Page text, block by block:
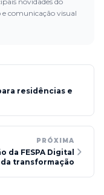
comunicação visual
residências e
PRÓXIMA
FESPA Digital
transformação